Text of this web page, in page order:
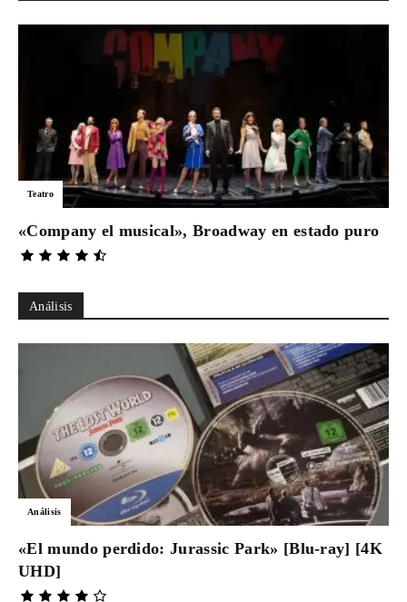
Teatro
«Company el musical», Broadway en estado puro
Análisis
Análisis
«El mundo perdido: Jurassic Park» [Blu-ray] [4K
UHD]